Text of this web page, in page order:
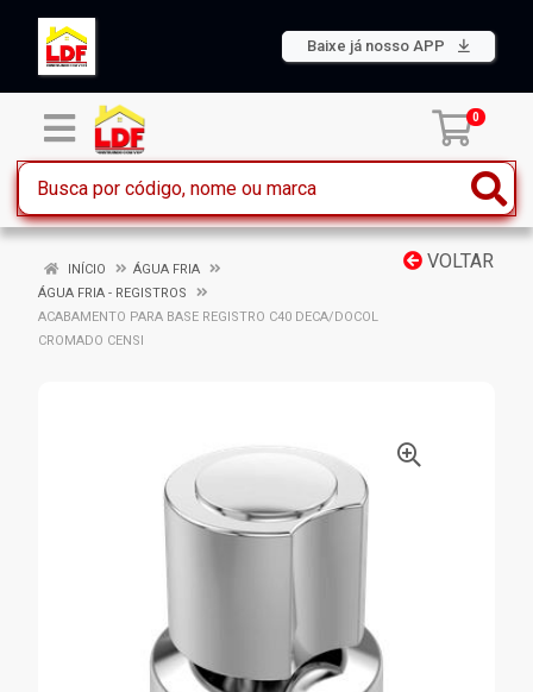
Baixe já nosso APP
0
VOLTAR
INÍCIO
ÁGUA FRIA
ÁGUA FRIA - REGISTROS
ACABAMENTO PARA BASE REGISTRO C40 DECA/DOCOL
CROMADO CENSI